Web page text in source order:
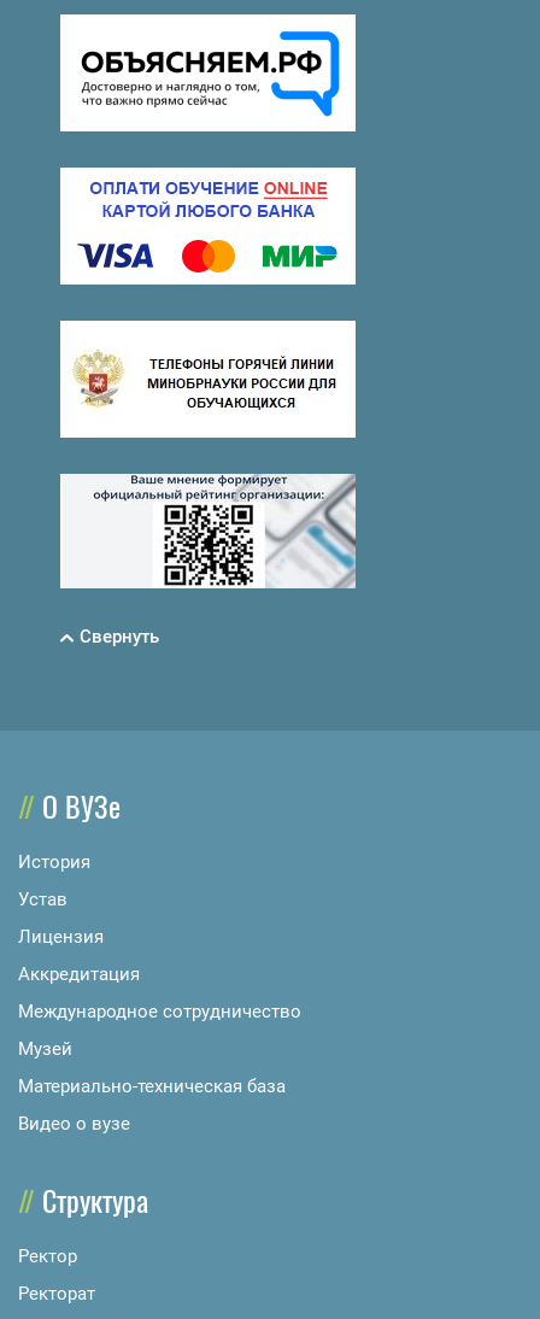
Свернуть
О ВУЗе
История
Устав
Лицензия
Аккредитация
Международное сотрудничество
Музей
Материально-техническая база
Видео о вузе
Структура
Ректор
Ректорат